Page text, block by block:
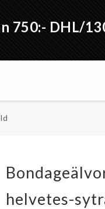
750:- DHL/
helvetes-